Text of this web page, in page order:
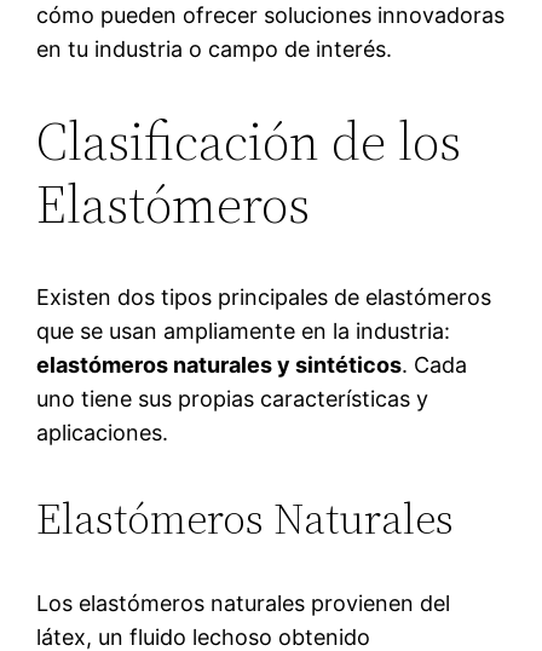
cómo pueden ofrecer soluciones innovadoras
en tu industria o campo de interés.
Clasificación de los
Elastómeros
Existen dos tipos principales de elastómeros
que se usan ampliamente en la industria:
elastómeros naturales y sintéticos. Cada
uno tiene sus propias características y
aplicaciones.
Elastómeros Naturales
Los elastómeros naturales provienen del
látex, un fluido lechoso obtenido